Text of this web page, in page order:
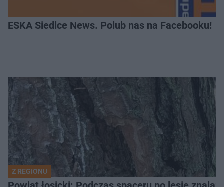
ESKA Siedlce News. Polub nas na Facebooku!
Z REGIONU